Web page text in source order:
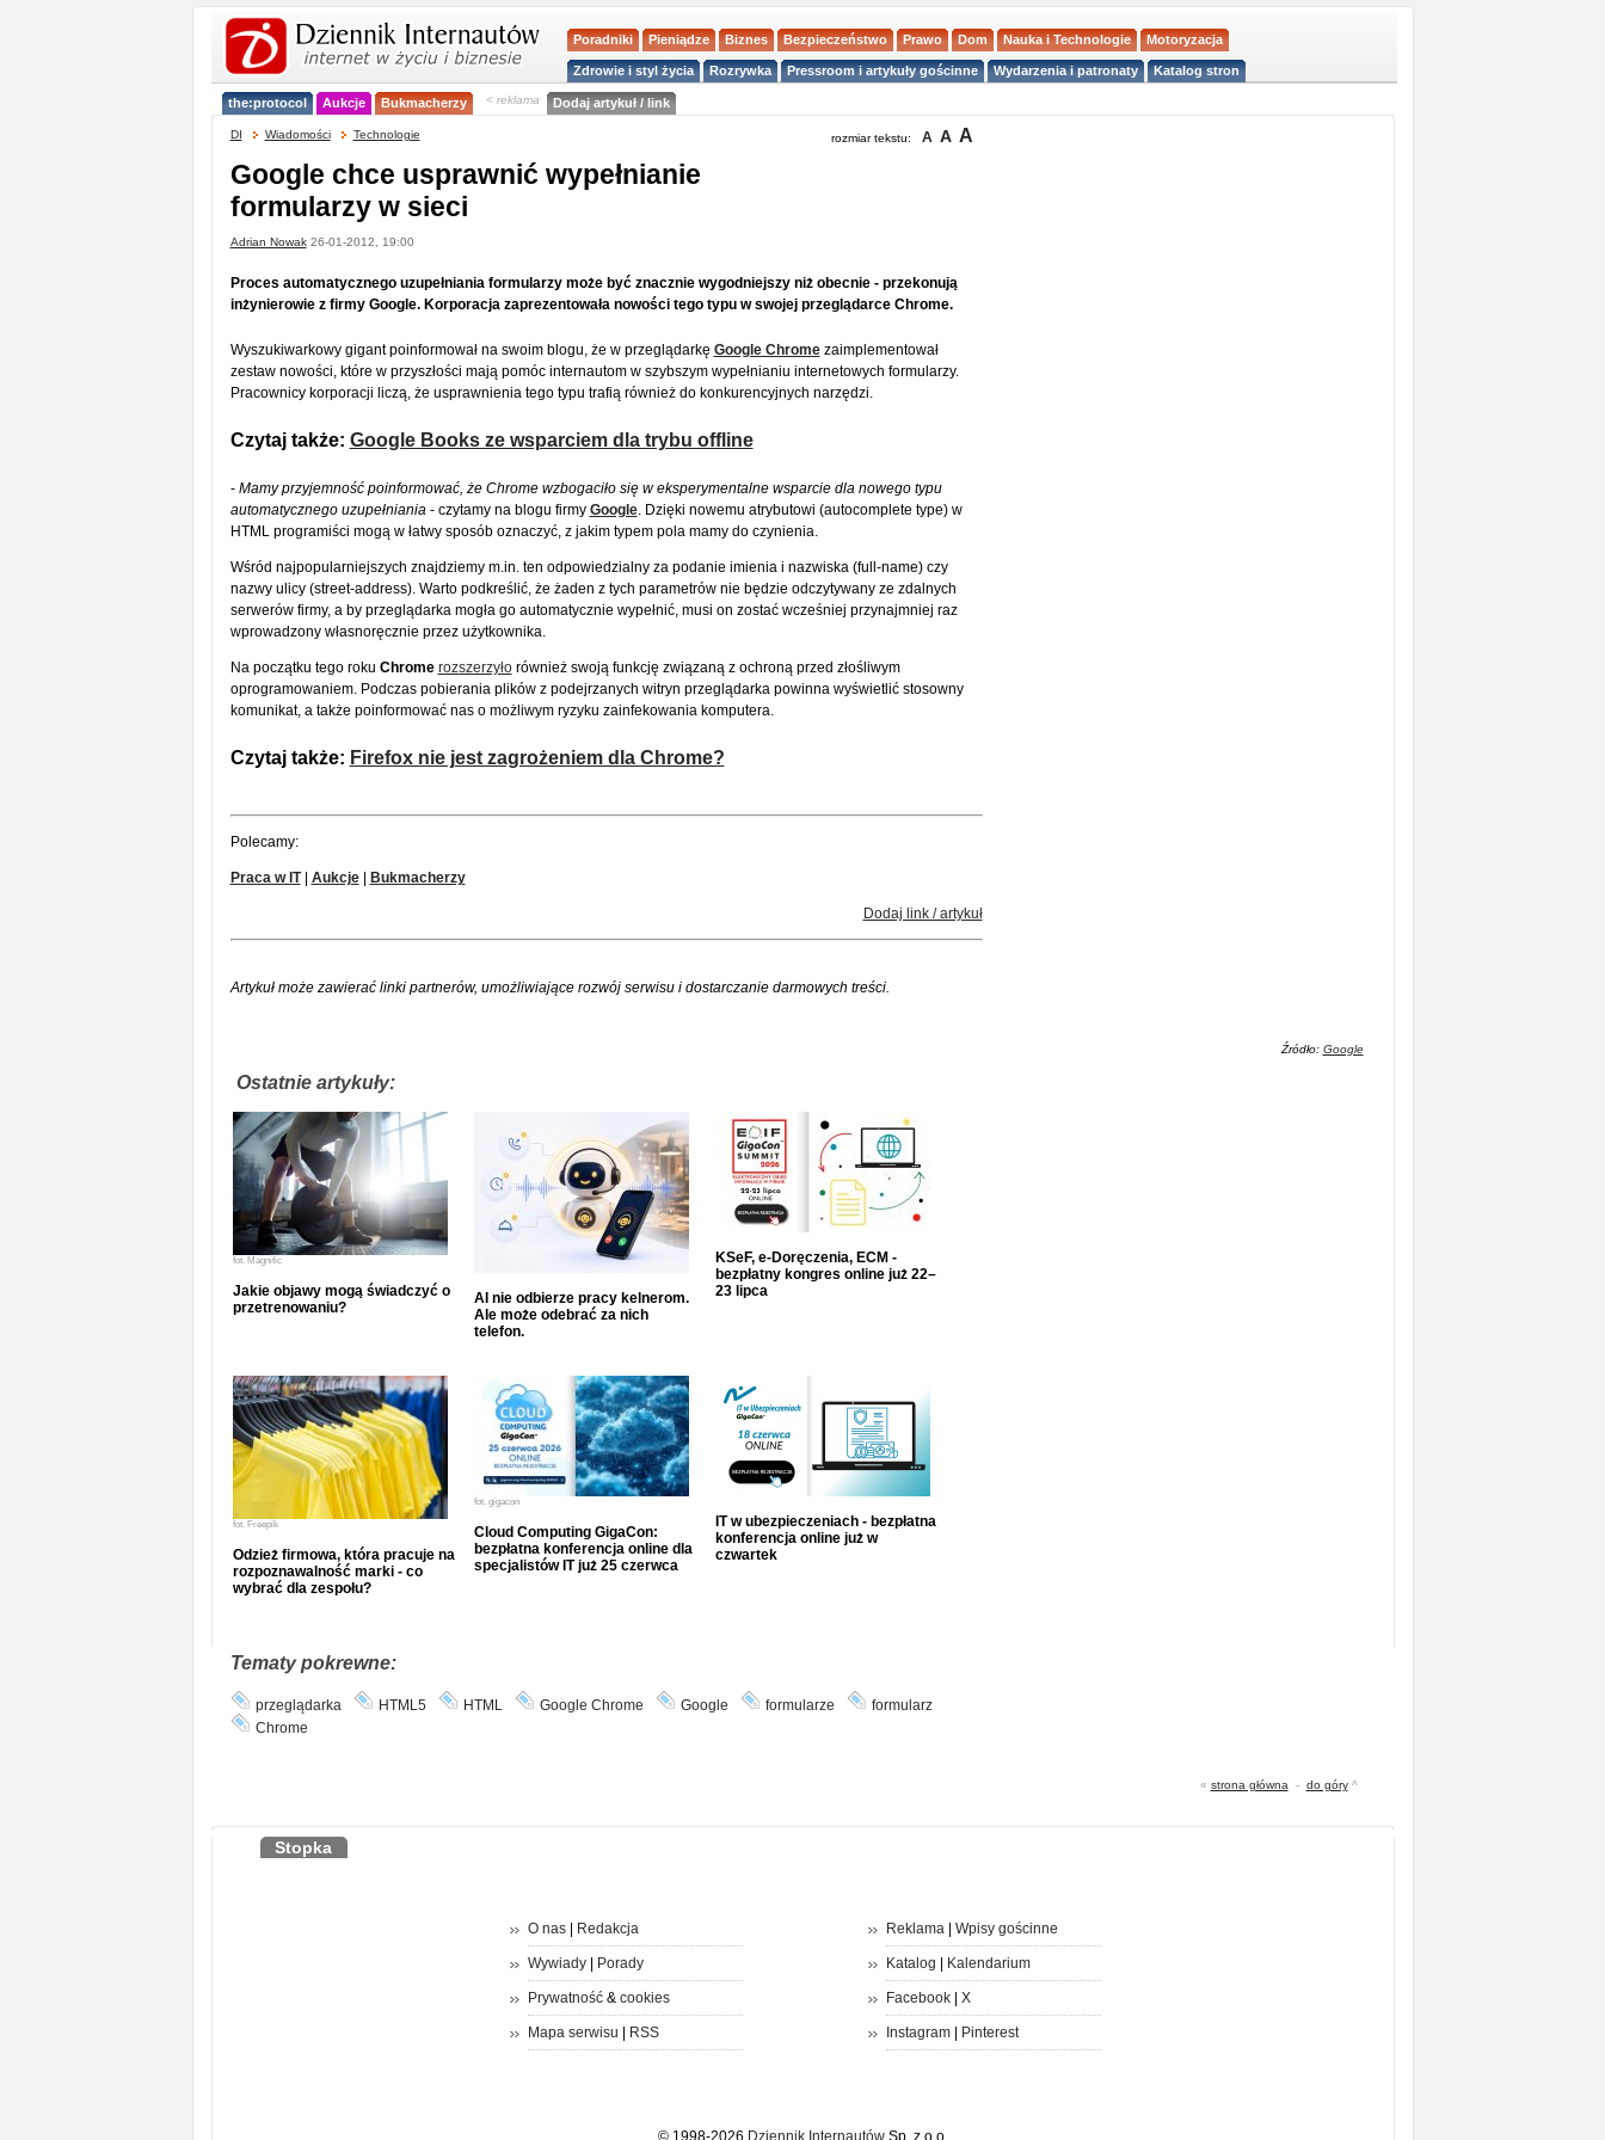
Poradniki Pieniądze Biznes Bezpieczeństwo Prawo Dom Nauka i Technologie Motoryzacja
Zdrowie i styl życia Rozrywka Pressroom i artykuły gościnne Wydarzenia i patronaty Katalog stron
the:protocol Aukcje Bukmacherzy < reklama Dodaj artykuł / link
DI Wiadomości Technologie rozmiar tekstu: A A A
Google chce usprawnić wypełnianie
formularzy w sieci
Adrian Nowak26-01-2012, 19:00
Proces automatycznego uzupełniania formularzy może być znacznie wygodniejszy niż obecnie - przekonują
inżynierowie z firmy Google. Korporacja zaprezentowała nowości tego typu w swojej przeglądarce Chrome.
Wyszukiwarkowy gigant poinformował na swoim blogu, że w przeglądarkę Google Chromezaimplementował
zestaw nowości, które w przyszłości mają pomóc internautom w szybszym wypełnianiu internetowych formularzy.
Pracownicy korporacji liczą, że usprawnienia tego typu trafią również do konkurencyjnych narzędzi.
Czytaj także: Google Books ze wsparciem dla trybu offline
- Mamy przyjemność poinformować, że Chrome wzbogaciło się w eksperymentalne wsparcie dla nowego typu
automatycznego uzupełniania- czytamy na blogu firmy Google. Dzięki nowemu atrybutowi (autocomplete type) w
HTML programiści mogą w łatwy sposób oznaczyć, z jakim typem pola mamy do czynienia.
Wśród najpopularniejszych znajdziemy m.in. ten odpowiedzialny za podanie imienia i nazwiska (full-name) czy
nazwy ulicy (street-address). Warto podkreślić, że żaden z tych parametrów nie będzie odczytywany ze zdalnych
serwerów firmy, a by przeglądarka mogła go automatycznie wypełnić, musi on zostać wcześniej przynajmniej raz
wprowadzony własnoręcznie przez użytkownika.
Na początku tego roku Chrome rozszerzyłorównież swoją funkcję związaną z ochroną przed złośliwym
oprogramowaniem. Podczas pobierania plików z podejrzanych witryn przeglądarka powinna wyświetlić stosowny
komunikat, a także poinformować nas o możliwym ryzyku zainfekowania komputera.
Czytaj także: Firefox nie jest zagrożeniem dla Chrome?
Polecamy:
Praca w IT| Aukcje| Bukmacherzy
Dodaj link / artykuł
Artykuł może zawierać linki partnerów, umożliwiające rozwój serwisu i dostarczanie darmowych treści.
Źródło: Google
Ostatnie artykuły:
fot. Magnific
Jakie objawy mogą świadczyć o
przetrenowaniu?
AI nie odbierze pracy kelnerom.
Ale może odebrać za nich
telefon.
KSeF, e-Doręczenia, ECM -
bezpłatny kongres online już 22–
23 lipca
fot. Freepik
Odzież firmowa, która pracuje na
rozpoznawalność marki - co
wybrać dla zespołu?
fot. gigacon
Cloud Computing GigaCon:
bezpłatna konferencja online dla
specjalistów IT już 25 czerwca
IT w ubezpieczeniach - bezpłatna
konferencja online już w
czwartek
Tematy pokrewne:
przeglądarka HTML5 HTML Google Chrome Google formularze
formularz
Chrome
« strona główna - do góry^
Stopka
O nas| Redakcja
Wywiady| Porady
Prywatność& cookies
Mapa serwisu RSS
Reklama| Wpisy gościnne
Katalog Kalendarium
Facebook| X
Instagram| Pinterest
© 1998-2026 Dziennik InternautówSp. z o.o.